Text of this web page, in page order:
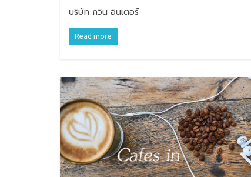
บริษัท กวิน อินเตอร์
Read more